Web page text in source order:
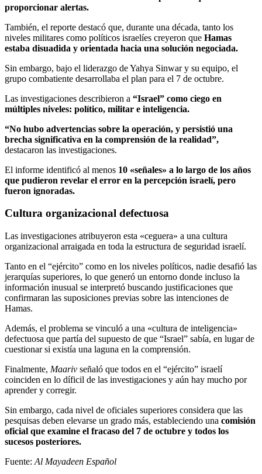
proporcionar alertas.
También, el reporte destacó que, durante una década, tanto los
niveles militares como políticos israelíes creyeron que Hamas
estaba disuadida y orientada hacia una solución negociada.
Sin embargo, bajo el liderazgo de Yahya Sinwar y su equipo, el
grupo combatiente desarrollaba el plan para el 7 de octubre.
Las investigaciones describieron a “Israel” como ciego en
múltiples niveles: político, militar e inteligencia.
“No hubo advertencias sobre la operación, y persistió una
brecha significativa en la comprensión de la realidad”,
destacaron las investigaciones.
El informe identificó al menos 10 «señales» a lo largo de los años
que pudieron revelar el error en la percepción israelí, pero
fueron ignoradas.
Cultura organizacional defectuosa
Las investigaciones atribuyeron esta «ceguera» a una cultura
organizacional arraigada en toda la estructura de seguridad israelí.
Tanto en el “ejército” como en los niveles políticos, nadie desafió las
jerarquías superiores, lo que generó un entorno donde incluso la
información inusual se interpretó buscando justificaciones que
confirmaran las suposiciones previas sobre las intenciones de
Hamas.
Además, el problema se vinculó a una «cultura de inteligencia»
defectuosa que partía del supuesto de que “Israel” sabía, en lugar de
cuestionar si existía una laguna en la comprensión.
Finalmente, Maariv señaló que todos en el “ejército” israelí
coinciden en lo díficil de las investigaciones y aún hay mucho por
aprender y corregir.
Sin embargo, cada nivel de oficiales superiores considera que las
pesquisas deben elevarse un grado más, estableciendo una comisión
oficial que examine el fracaso del 7 de octubre y todos los
sucesos posteriores.
Fuente: Al Mayadeen Español